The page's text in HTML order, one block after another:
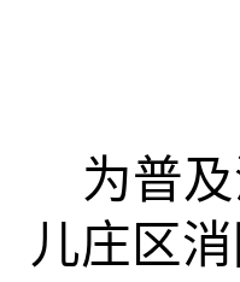
为普
儿庄区